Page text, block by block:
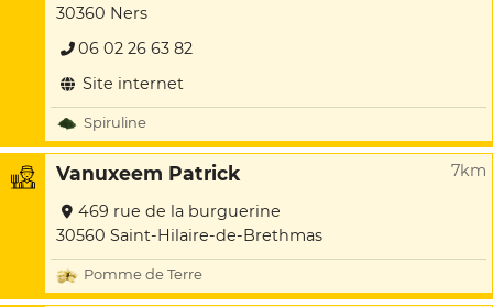
30360 Ners
06 02 26 63 82
Site internet
Spiruline
Vanuxeem Patrick 7km
469 rue de la burguerine
30560 Saint-Hilaire-de-Brethmas
Pomme de Terre